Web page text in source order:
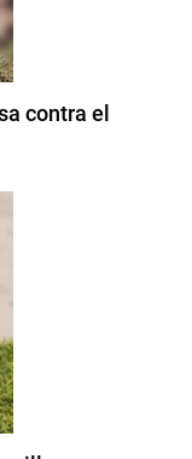
contra el